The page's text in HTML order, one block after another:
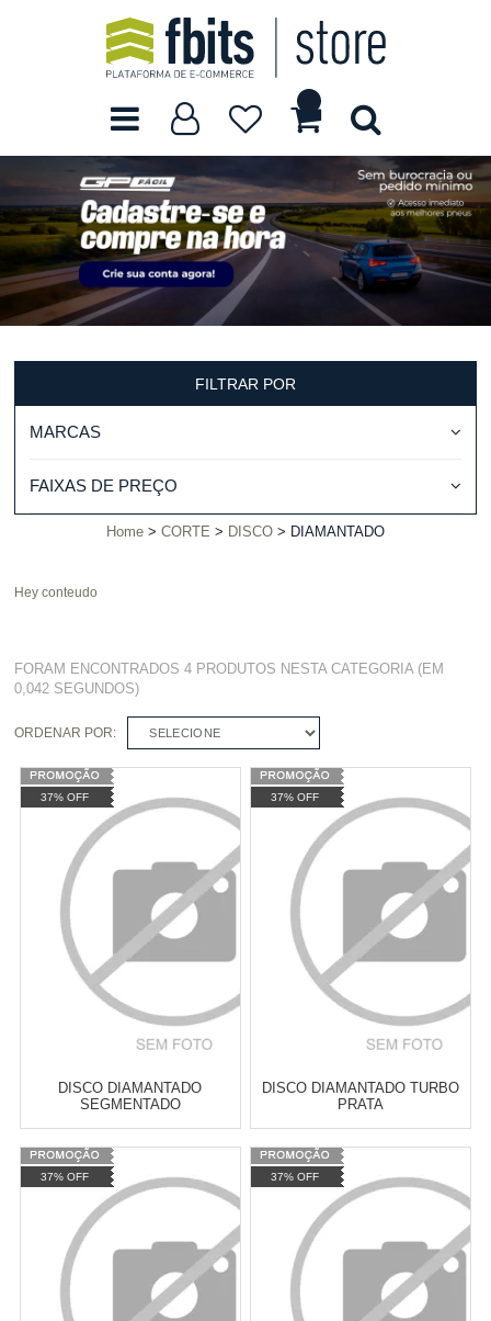
FILTRAR POR
MARCAS
FAIXAS DE PREÇO
Home CORTE DISCO DIAMANTADO
Hey conteudo
FORAM ENCONTRADOS4 PRODUTOS NESTA CATEGORIA (EM
0,042 SEGUNDOS)
ORDENAR POR: SELECIONE
37% OFF
DISCO DIAMANTADO
SEGMENTADO
Varejo:
Atacado: R$ 2.550,90 (Apenas
Revendedor)
10 x
DISCO DIAMANTADO
SEGMENTADO
COMPRAR
37% OFF
DISCO DIAMANTADO TURBO
PRATA
Varejo:
Atacado: R$ 2.550,90 (Apenas
Revendedor)
10
Cat:DIAMANTADO
COMPRAR
37% OFF 37% OFF